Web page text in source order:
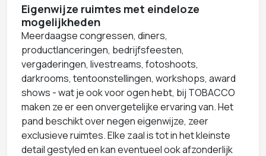
Eigenwijze ruimtes met eindeloze
mogelijkheden
Meerdaagse congressen, diners,
productlanceringen, bedrijfsfeesten,
vergaderingen, livestreams, fotoshoots,
darkrooms, tentoonstellingen, workshops, award
shows - wat je ook voor ogen hebt, bij TOBACCO
maken ze er een onvergetelijke ervaring van. Het
pand beschikt over negen eigenwijze, zeer
exclusieve ruimtes. Elke zaal is tot in het kleinste
detail gestyled en kan eventueel ook afzonderlijk